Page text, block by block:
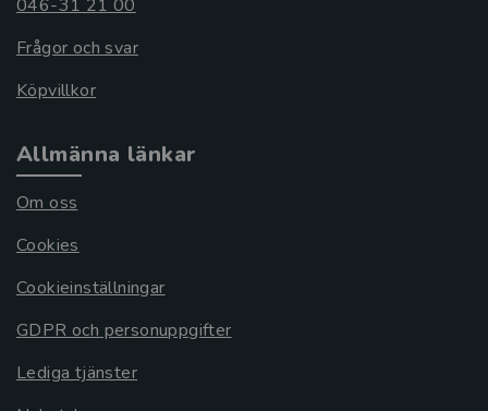
046-31 21 00
Frågor och svar
Köpvillkor
Allmänna länkar
Om oss
Cookies
Cookieinställningar
GDPR och personuppgifter
Lediga tjänster